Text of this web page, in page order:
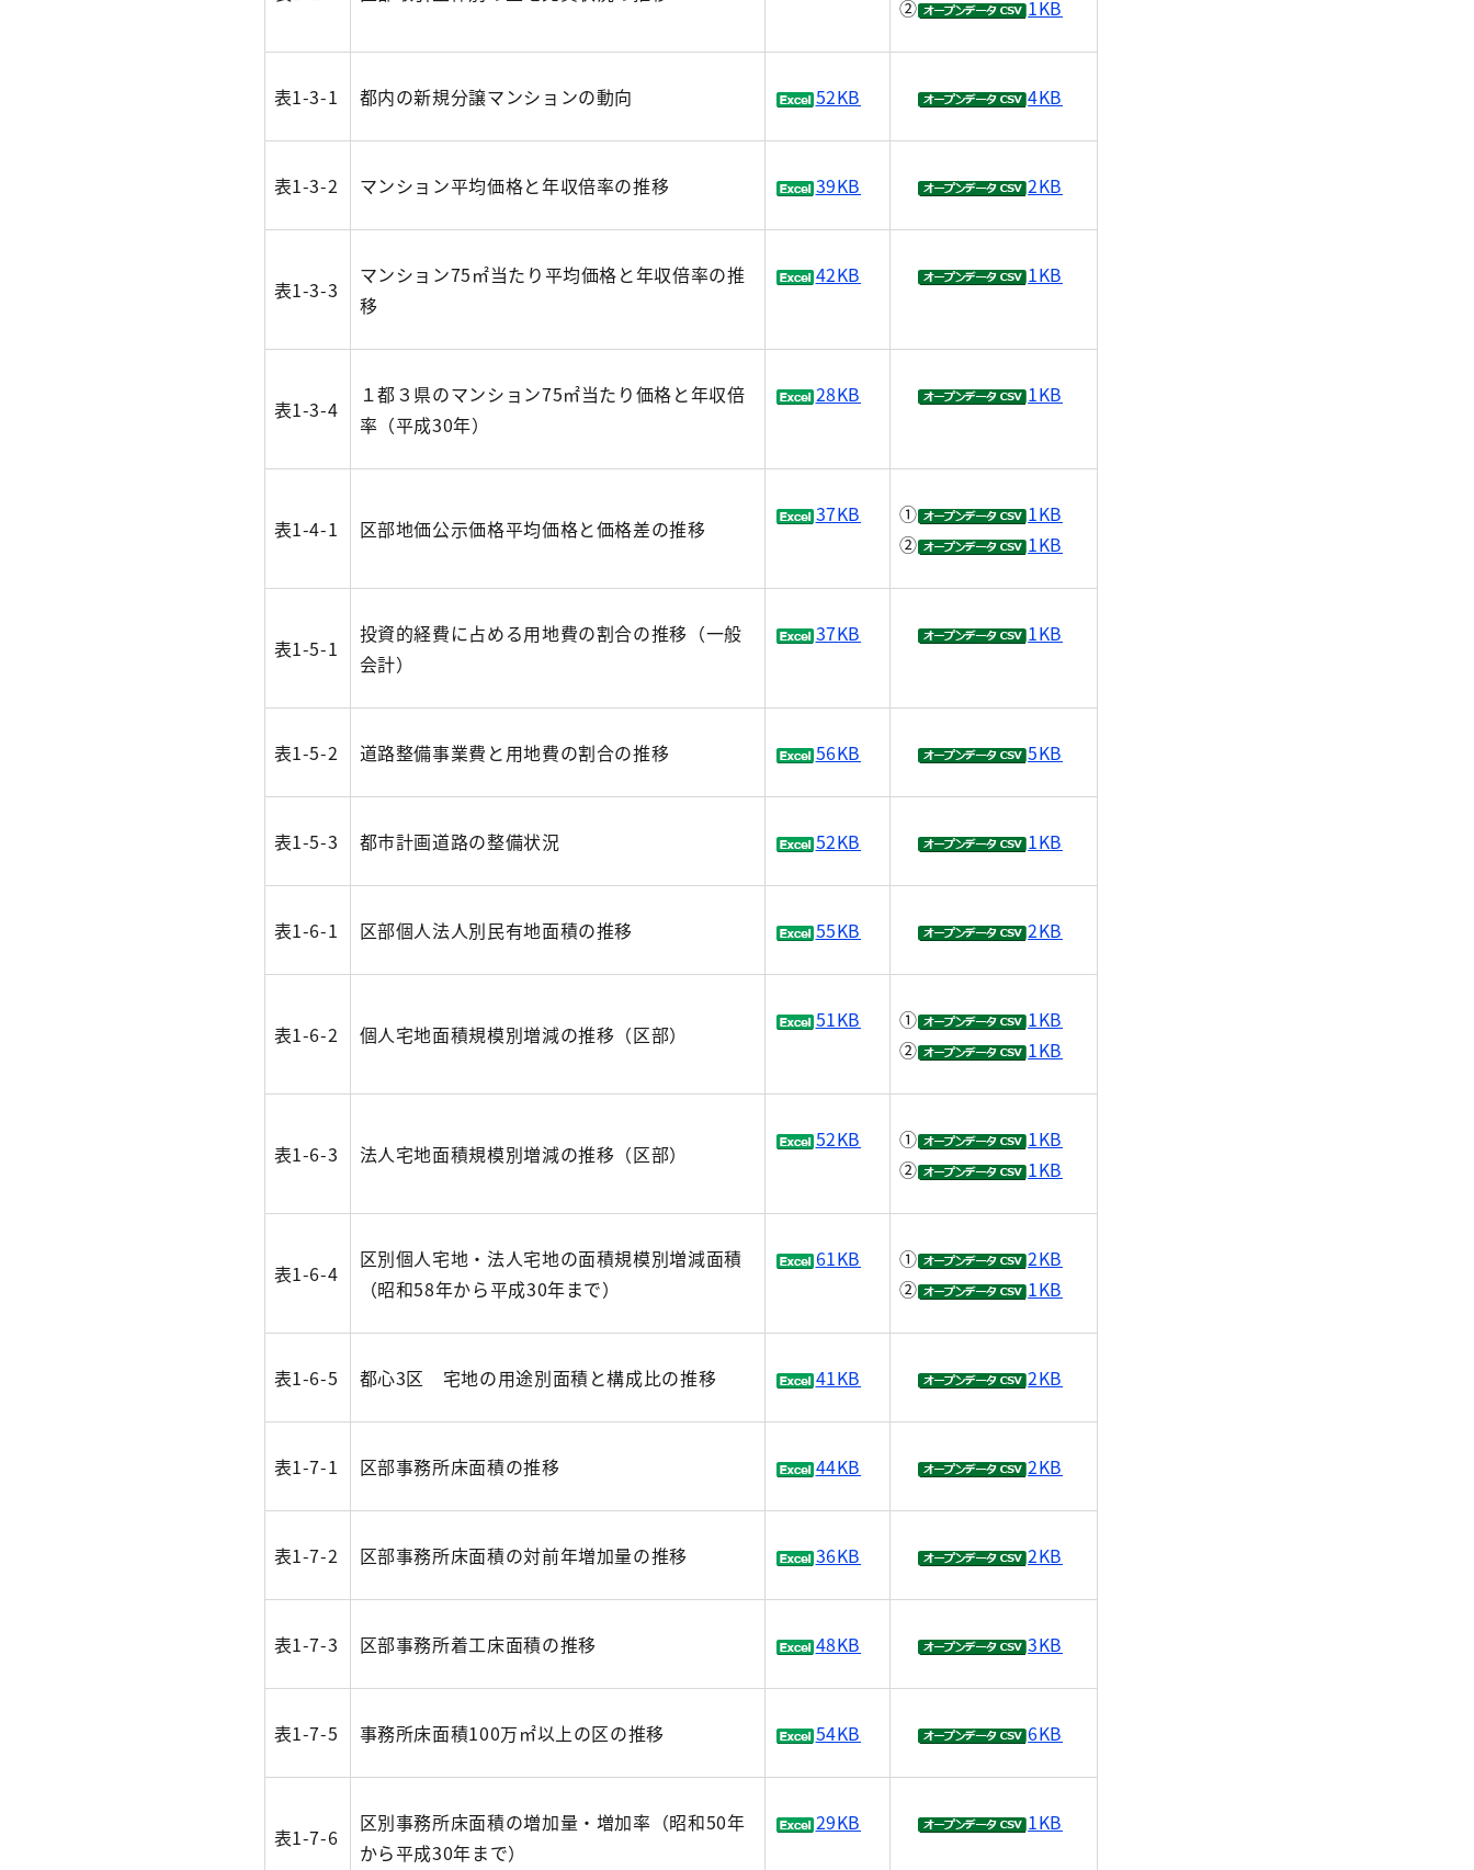
②
1KB
表1-3-1 都内の新規分譲マンションの動向 52KB 4KB
表1-3-2 マンション平均価格と年収倍率の推移 39KB 2KB
表1-3-3
マンション75㎡当たり平均価格と年収倍率の推
移
42KB 1KB
表1-3-4
１都３県のマンション75㎡当たり価格と年収倍
率（平成30年）
28KB 1KB
表1-4-1 区部地価公示価格平均価格と価格差の推移
37KB ①
1KB
②
1KB
表1-5-1
投資的経費に占める用地費の割合の推移（一般
会計）
37KB 1KB
表1-5-2 道路整備事業費と用地費の割合の推移 56KB 5KB
表1-5-3 都市計画道路の整備状況 52KB 1KB
表1-6-1 区部個人法人別民有地面積の推移 55KB 2KB
表1-6-2 個人宅地面積規模別増減の推移（区部）
51KB ①
1KB
②
1KB
表1-6-3 法人宅地面積規模別増減の推移（区部）
52KB ①
1KB
②
1KB
表1-6-4
区別個人宅地・法人宅地の面積規模別増減面積
（昭和58年から平成30年まで）
61KB ①
2KB
②
1KB
表1-6-5 都心3区 宅地の用途別面積と構成比の推移 41KB 2KB
表1-7-1 区部事務所床面積の推移 44KB 2KB
表1-7-2 区部事務所床面積の対前年増加量の推移 36KB 2KB
表1-7-3 区部事務所着工床面積の推移 48KB 3KB
表1-7-5 事務所床面積100万㎡以上の区の推移 54KB 6KB
表1-7-6
区別事務所床面積の増加量・増加率（昭和50年
から平成30年まで）
29KB 1KB